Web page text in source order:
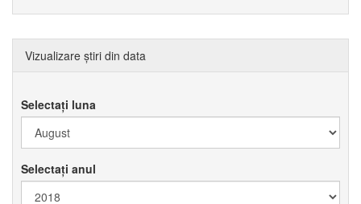
Vizualizare știri din data
Selectați luna
Selectați anul